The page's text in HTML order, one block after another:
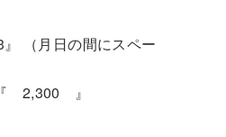
（月日の間にスペー
2,300 』